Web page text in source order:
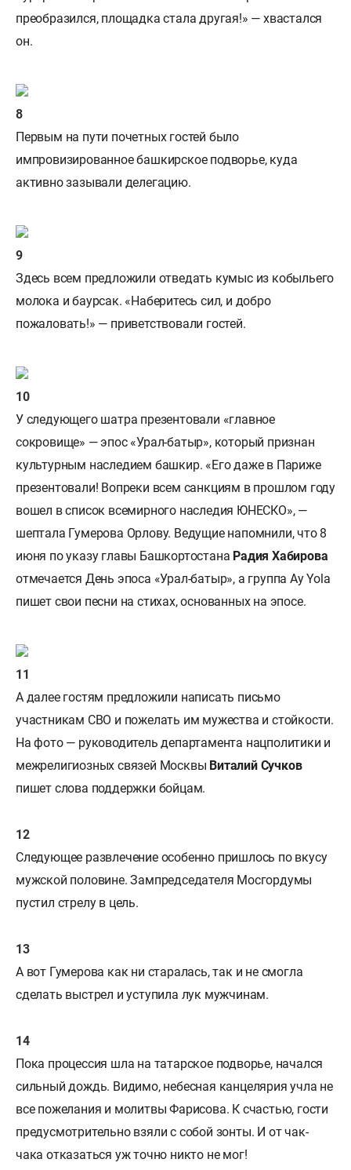
преобразился, площадка стала другая!» — хвастался
он.
Первым на пути почетных гостей было
импровизированное башкирское подворье, куда
активно зазывали делегацию.
Здесь всем предложили отведать кумыс из кобыльего
молока и баурсак. «Наберитесь сил, и добро
пожаловать!» — приветствовали гостей.
У следующего шатра презентовали «главное
сокровище» — эпос «Урал-батыр», который признан
культурным наследием башкир. «Его даже в Париже
презентовали! Вопреки всем санкциям в прошлом году
вошел в список всемирного наследия ЮНЕСКО», —
шептала Гумерова Орлову. Ведущие напомнили, что 8
июня по указу главы Башкортостана Радия Хабирова
отмечается День эпоса «Урал-батыр», а группа Ay Yola
пишет свои песни на стихах, основанных на эпосе.
А далее гостям предложили написать письмо
участникам СВО и пожелать им мужества и стойкости.
На фото — руководитель департамента нацполитики и
межрелигиозных связей Москвы Виталий Сучков
пишет слова поддержки бойцам.
Следующее развлечение особенно пришлось по вкусу
мужской половине. Зампредседателя Мосгордумы
пустил стрелу в цель.
А вот Гумерова как ни старалась, так и не смогла
сделать выстрел и уступила лук мужчинам.
Пока процессия шла на татарское подворье, начался
сильный дождь. Видимо, небесная канцелярия учла не
все пожелания и молитвы Фарисова. К счастью, гости
предусмотрительно взяли с собой зонты. И от чак-
чака отказаться уж точно никто не мог!